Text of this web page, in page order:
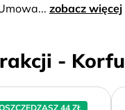
zobacz więcej
- Korfu
44 ZŁ